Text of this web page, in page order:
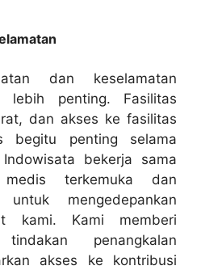
dan keselamatan
lebih penting. Fasilitas
dan akses ke fasilitas
begitu penting selama
bekerja sama
terkemuka dan
mengedepankan
kami. Kami memberi
penangkalan
akses ke kontribusi